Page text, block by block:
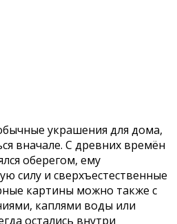
украшения для дома,
вначале. С древних времён
оберегом, ему
силу и сверхъестественные
картины можно также с
каплями воды или
остались внутри